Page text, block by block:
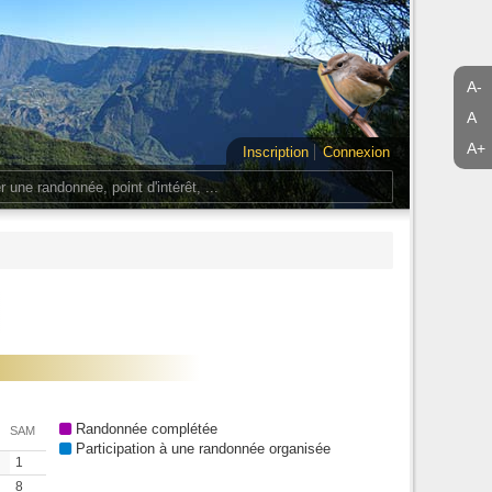
A-
A
A+
Inscription
Connexion
SAM
1
8
Randonnée complétée
Participation à une randonnée organisée